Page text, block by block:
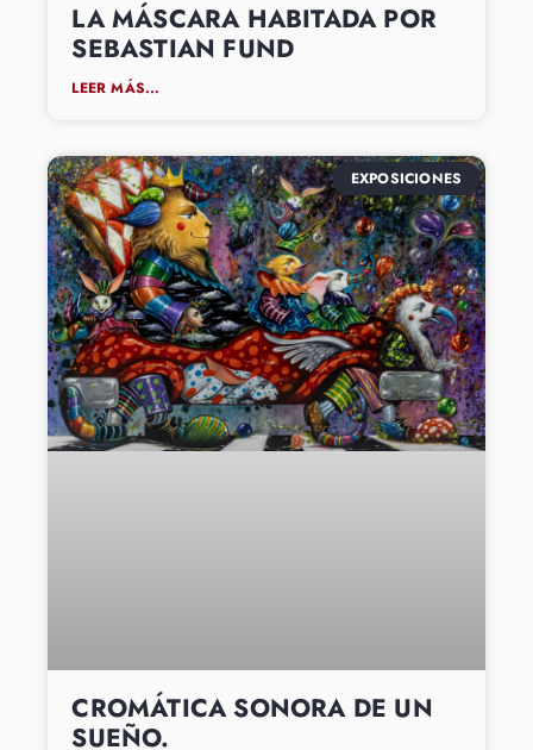
LA MÁSCARA HABITADA POR
SEBASTIAN FUND
LEER MÁS...
EXPOSICIONES
CROMÁTICA SONORA DE UN
SUEÑO.